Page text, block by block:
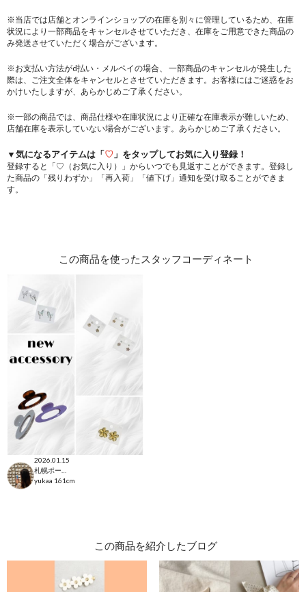
※当店では店舗とオンラインショップの在庫を別々に管理しているため、在庫
状況により一部商品をキャンセルさせていただき、在庫をご用意できた商品の
み発送させていただく場合がございます。
※お支払い方法がd払い・メルペイの場合、 一部商品のキャンセルが発生した
際は、ご注文全体をキャンセルとさせていただきます。お客様にはご迷惑をお
かけいたしますが、あらかじめご了承ください。
※一部の商品では、商品仕様や在庫状況により正確な在庫表示が難しいため、
店舗在庫を表示していない場合がございます。あらかじめご了承ください。
▼気になるアイテムは「♡ 」をタップしてお気に入り登録！
登録すると「♡（お気に入り）」からいつでも見返すことができます。登録し
た商品の「残りわずか」「再入荷」「値下げ」通知を受け取ることができま
す。
この商品を使ったスタッフコーディネート
2026.01.15
yukaa 161cm
この商品を紹介したブログ